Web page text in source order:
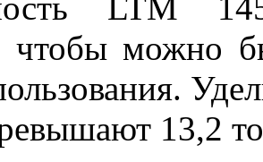
чтобы можно
13,2